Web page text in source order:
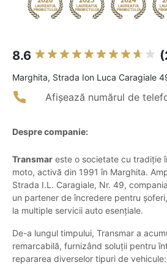
8.6
Marghita, Strada Ion Luca Caragiale
Afișează numărul de
Despre companie:
Transmar este o societate cu tradiție
moto, activă din 1991 în Marghita.
Strada I.L. Caragiale, Nr. 49,
un partener de încredere pentru
la multiple servicii auto esențiale.
De-a lungul timpului, Transmar a
remarcabilă, furnizând soluții pentru
repararea diverselor tipuri de